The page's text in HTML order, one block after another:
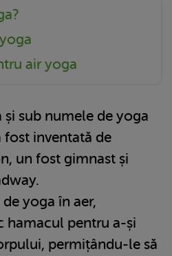
air yoga
sub numele de yoga
inventată de
un fost gimnast și
yoga în aer,
hamacul pentru a-și
permițându-le să